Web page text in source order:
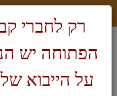
רק לחברי
על הייבוא